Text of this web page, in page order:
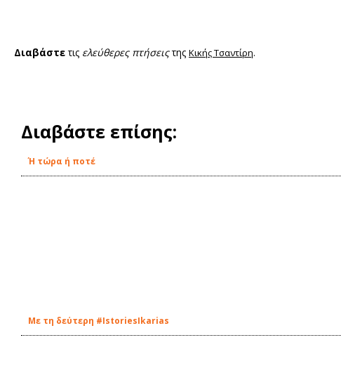
Διαβάστετις ελεύθερες πτήσειςτης Κικής Τσαντίρη.
Διαβάστε επίσης:
Ή τώρα ή ποτέ
Με τη δεύτερη #IstoriesIkarias